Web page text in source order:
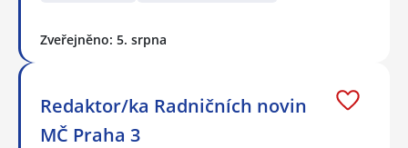
Zveřejněno: 5. srpna
Redaktor/ka Radničních novin
MČ Praha 3